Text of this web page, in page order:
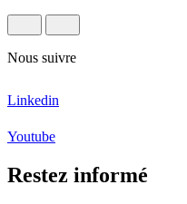
Nous suivre
Linkedin
Youtube
Restez informé